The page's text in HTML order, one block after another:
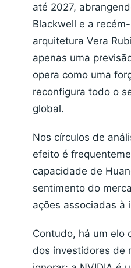
até 2027,
Blackwell e a
arquitetura Vera
apenas uma
opera como uma
reconfigura todo o
global.
Nos círculos de
efeito é
capacidade de
sentimento do
ações associadas à
Contudo, há um elo
dos investidores de